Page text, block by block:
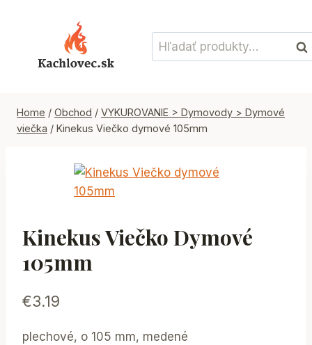
Hľadať:
Home / Obchod / VYKUROVANIE > Dymovody > Dymové
viečka / Kinekus Viečko dymové 105mm
Kinekus Viečko Dymové
105mm
€3.19
plechové, o 105 mm, medené